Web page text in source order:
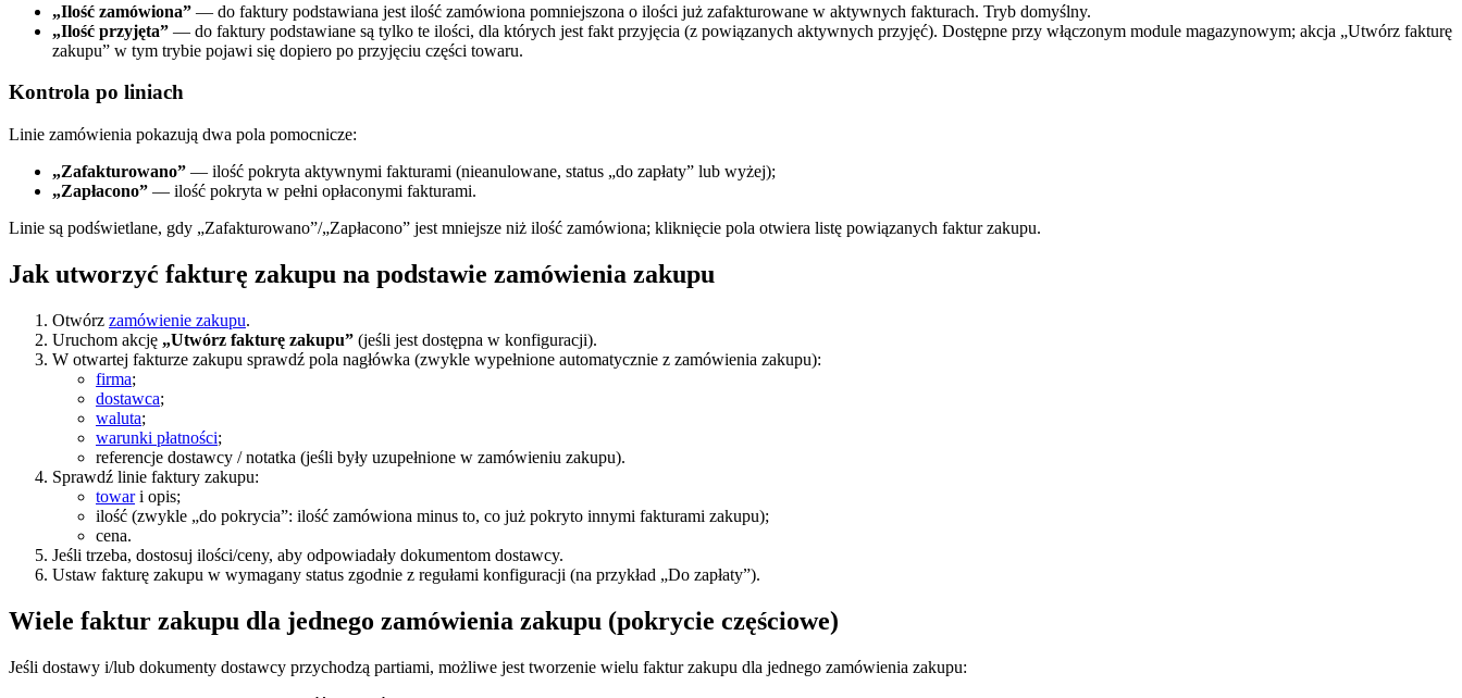
„Ilość zamówiona” — do faktury podstawiana jest ilość zamówiona pomniejszona o ilości już zafakturowane w aktywnych fakturach. Tryb domyślny.
„Ilość przyjęta” — do faktury podstawiane są tylko te ilości, dla których jest fakt przyjęcia (z powiązanych aktywnych przyjęć). Dostępne przy włączonym module magazynowym; akcja „Utwórz fakturę
zakupu” w tym trybie pojawi się dopiero po przyjęciu części towaru.
Kontrola po liniach
Linie zamówienia pokazują dwa pola pomocnicze:
„Zafakturowano” — ilość pokryta aktywnymi fakturami (nieanulowane, status „do zapłaty” lub wyżej);
„Zapłacono” — ilość pokryta w pełni opłaconymi fakturami.
Linie są podświetlane, gdy „Zafakturowano”/„Zapłacono” jest mniejsze niż ilość zamówiona; kliknięcie pola otwiera listę powiązanych faktur zakupu.
Jak utworzyć fakturę zakupu na podstawie zamówienia zakupu
Otwórz zamówienie zakupu.
Uruchom akcję „Utwórz fakturę zakupu” (jeśli jest dostępna w konfiguracji).
W otwartej fakturze zakupu sprawdź pola nagłówka (zwykle wypełnione automatycznie z zamówienia zakupu):
firma;
dostawca;
waluta;
warunki płatności;
referencje dostawcy / notatka (jeśli były uzupełnione w zamówieniu zakupu).
Sprawdź linie faktury zakupu:
towari opis;
ilość (zwykle „do pokrycia”: ilość zamówiona minus to, co już pokryto innymi fakturami zakupu);
cena.
Jeśli trzeba, dostosuj ilości/ceny, aby odpowiadały dokumentom dostawcy.
Ustaw fakturę zakupu w wymagany status zgodnie z regułami konfiguracji (na przykład „Do zapłaty”).
Wiele faktur zakupu dla jednego zamówienia zakupu (pokrycie częściowe)
Jeśli dostawy i/lub dokumenty dostawcy przychodzą partiami, możliwe jest tworzenie wielu faktur zakupu dla jednego zamówienia zakupu: